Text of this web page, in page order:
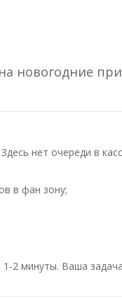
новогодние
нет очереди в
в фан зону;
2 минуты. Ваша